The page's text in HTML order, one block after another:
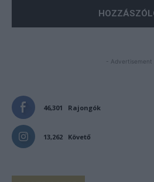
- Advertisement -
46,301 Rajongók
13,262 Követő